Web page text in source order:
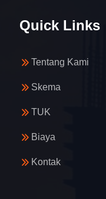
Quick Links
Tentang Kami
Skema
TUK
Biaya
Kontak